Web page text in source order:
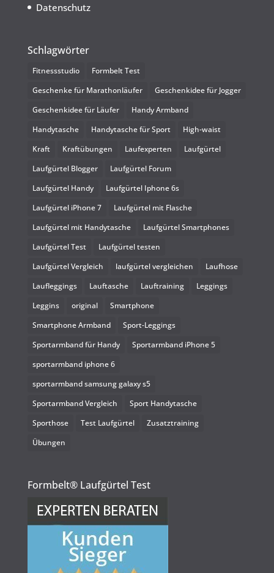
Datenschutz
Schlagwörter
Fitnessstudio
Formbelt Test
Geschenke für Marathonläufer
Geschenkidee für Jogger
Geschenkidee für Läufer
Handy Armband
Handytasche
Handytasche für Sport
High-waist
Kraft
Kraftübungen Laufexperten
Laufgürtel
Laufgürtel Blogger
Laufgürtel Forum
Laufgürtel Handy
Laufgürtel Iphone 6s
Laufgürtel iPhone 7
Laufgürtel mit Flasche
Laufgürtel mit Handytasche
Laufgürtel Smartphones
Laufgürtel Test
Laufgürtel testen
Laufgürtel Vergleich
laufgürtel vergleichen
Laufhose
Laufleggings
Lauftasche Lauftraining
Leggings
Leggins
original
Smartphone
Smartphone Armband
Sport-Leggings
Sportarmband für Handy
Sportarmband iPhone 5
sportarmband iphone 6
sportarmband samsung galaxy s5
Sportarmband Vergleich
Sport Handytasche
Sporthose
Test Laufgürtel
Zusatztraining
Übungen
Formbelt® Laufgürtel Test